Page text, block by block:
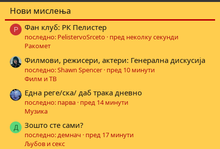
Нови мислења
P Фан клуб: РК Пелистер
последно: PelistervoSrceto пред неколку секунди
Ракомет
Филмови, режисери, актери: Генерална дискусија
последно: Shawn Spencer пред 10 минути
Филм и ТВ
Една реге/ска/ даб трака дневно
последно: парва пред 14 минути
Музика
Д Зошто сте сами?
последно: демнач
пред 17 минути
Љубов и секс